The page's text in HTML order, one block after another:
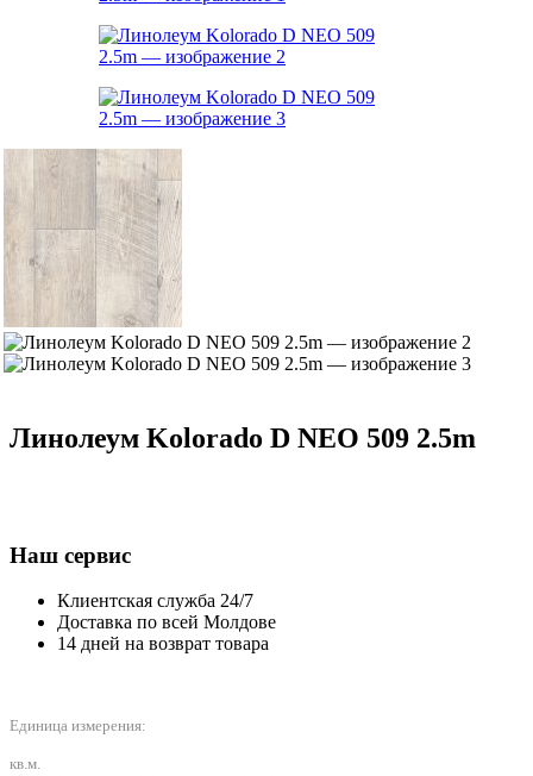
Линолеум Kolorado D NEO 509 2.5m
Наш сервис
Клиентская служба 24/7
Доставка по всей Молдове
14 дней на возврат товара
Единица измерения:
кв.м.